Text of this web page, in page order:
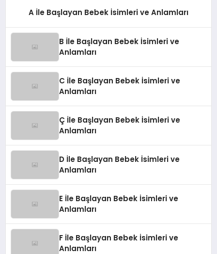
A İle Başlayan Bebek İsimleri ve Anlamları
B İle Başlayan Bebek İsimleri ve
Anlamları
C İle Başlayan Bebek İsimleri ve
Anlamları
Ç İle Başlayan Bebek İsimleri ve
Anlamları
D İle Başlayan Bebek İsimleri ve
Anlamları
E İle Başlayan Bebek İsimleri ve
Anlamları
F İle Başlayan Bebek İsimleri ve
Anlamları